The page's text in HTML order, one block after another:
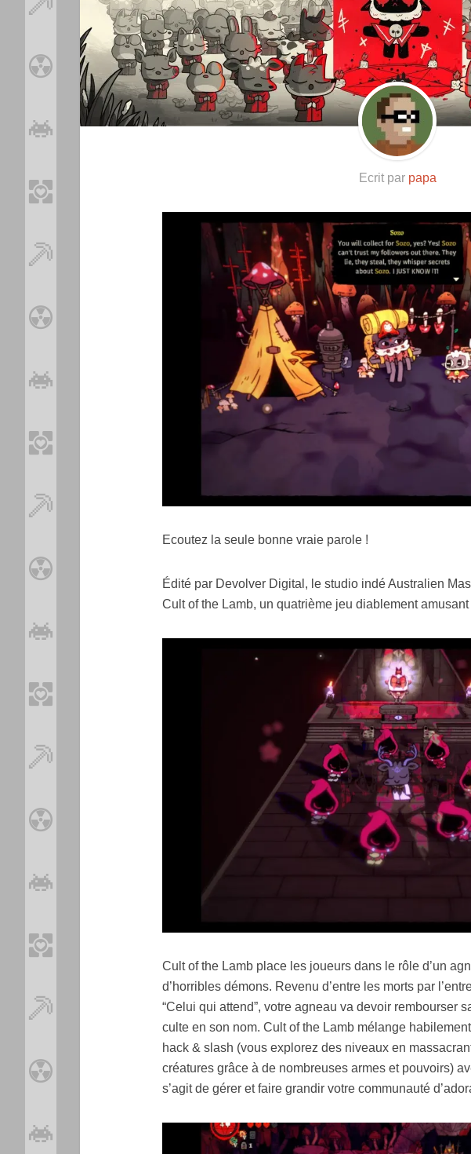
Ecrit par papa
Ecoutez la seule bonne vraie parole !
Édité par Devolver Digital, le studio indé Australien
Cult of the Lamb, un quatrième jeu diablement amusant
Cult of the Lamb place les joueurs dans le rôle d’un
d’horribles démons. Revenu d’entre les morts par
“Celui qui attend”, votre agneau va devoir rembourser
culte en son nom. Cult of the Lamb mélange
hack & slash (vous explorez des niveaux en
créatures grâce à de nombreuses armes et pouvoirs)
s’agit de gérer et faire grandir votre communauté